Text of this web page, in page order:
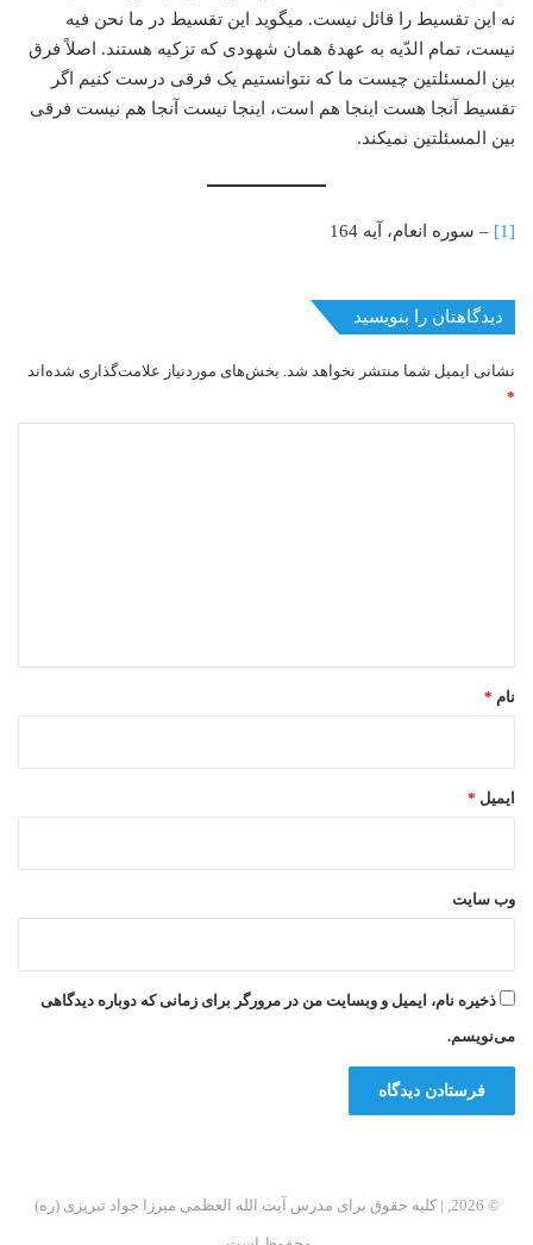
نه این تقسیط را قائل نیست. می­گوید این تقسیط در ما نحن فیه
نیست، تمام الدّیه به عهدۀ همان شهودی که تزکیه هستند. اصلاً فرق
بین المسئلتین چیست ما که نتوانستیم یک فرقی درست کنیم اگر
تقسیط آنجا هست اینجا هم است، اینجا نیست آنجا هم نیست فرقی
بین المسئلتین نمی­کند.
[1] – سوره انعام، آیه 164
دیدگاهتان را بنویسید
نشانی ایمیل شما منتشر نخواهد شد. بخش‌های موردنیاز علامت‌گذاری شده‌اند
*
نام *
ایمیل *
وب‌ سایت
ذخیره نام، ایمیل و وبسایت من در مرورگر برای زمانی که دوباره دیدگاهی
می‌نویسم.
© 2026, | کلیه حقوق برای مدرس آیت الله العظمی میرزا جواد تبریزی (ره)